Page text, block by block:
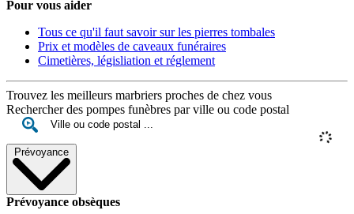
Pour vous aider
Tous ce qu'il faut savoir sur les pierres tombales
Prix et modèles de caveaux funéraires
Cimetières, législiation et réglement
Trouvez les meilleurs marbriers proches de chez vous
Rechercher des pompes funèbres par ville ou code postal
Prévoyance
Prévoyance obsèques